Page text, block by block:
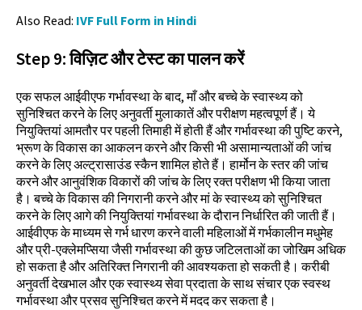
Also Read: IVF Full Form in Hindi
Step9:विज़िट और टेस्ट का पालन करें
एक सफल आईवीएफ गर्भावस्था के बाद, माँ और बच्चे के स्वास्थ्य को
सुनिश्चित करने के लिए अनुवर्ती मुलाकातें और परीक्षण महत्वपूर्ण हैं। ये
नियुक्तियां आमतौर पर पहली तिमाही में होती हैं और गर्भावस्था की पुष्टि करने,
भ्रूण के विकास का आकलन करने और किसी भी असामान्यताओं की जांच
करने के लिए अल्ट्रासाउंड स्कैन शामिल होते हैं। हार्मोन के स्तर की जांच
करने और आनुवंशिक विकारों की जांच के लिए रक्त परीक्षण भी किया जाता
है। बच्चे के विकास की निगरानी करने और मां के स्वास्थ्य को सुनिश्चित
करने के लिए आगे की नियुक्तियां गर्भावस्था के दौरान निर्धारित की जाती हैं।
आईवीएफ के माध्यम से गर्भ धारण करने वाली महिलाओं में गर्भकालीन मधुमेह
और प्री-एक्लेमप्सिया जैसी गर्भावस्था की कुछ जटिलताओं का जोखिम अधिक
हो सकता है और अतिरिक्त निगरानी की आवश्यकता हो सकती है। करीबी
अनुवर्ती देखभाल और एक स्वास्थ्य सेवा प्रदाता के साथ संचार एक स्वस्थ
गर्भावस्था और प्रसव सुनिश्चित करने में मदद कर सकता है।